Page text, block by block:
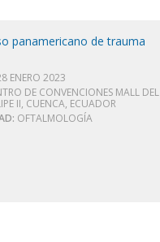
panamericano de trauma
ENERO 2023
DE CONVENCIONES MALL DEL
II, CUENCA, ECUADOR
OFTALMOLOGÍA